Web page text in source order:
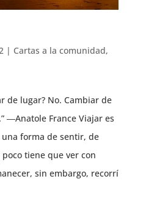
| Cartas a la comunidad,
de lugar? No. Cambiar de
―Anatole France Viajar es
forma de sentir, de
tiene que ver con
sin embargo, recorrí